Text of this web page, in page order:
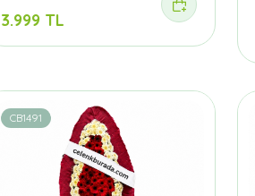
3.999 TL
CB1491